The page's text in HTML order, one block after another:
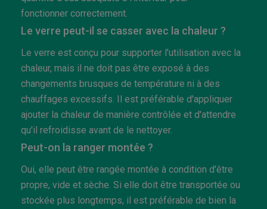
fonctionner correctement.
Le verre peut-il se casser avec la chaleur ?
Le verre est conçu pour supporter l'utilisation avec la
chaleur, mais il ne doit pas être exposé à des
changements brusques de température ni à des
chauffages excessifs. Il est préférable d'appliquer
ajouter la chaleur de manière contrôlée et d'attendre
qu'il refroidisse avant de le nettoyer.
Peut-on la ranger montée ?
Oui, elle peut être rangée montée à condition d'être
propre, vide et sèche. Si elle doit être transportée ou
stockée plus longtemps, il est préférable de bien la